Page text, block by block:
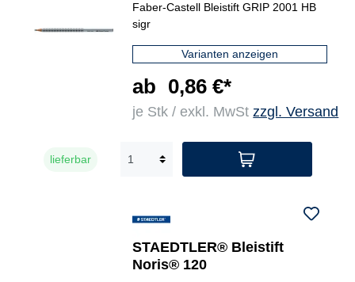
Faber-Castell Bleistift GRIP 2001 HB
sigr
Varianten anzeigen
ab 0,86 €*
je Stk / exkl. MwStzzgl. Versand
lieferbar
STAEDTLER® Bleistift
Noris® 120